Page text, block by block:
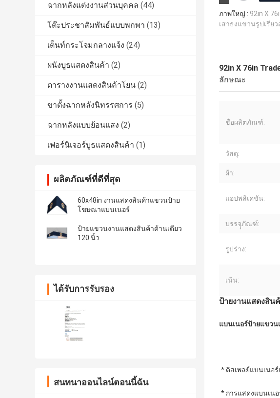
ฉากหลังแต่งงานส่วนบุคคล (44)
โต๊ะประชาสัมพันธ์แบบพกพา (13)
เต็นท์กระโจมกลางแจ้ง (24)
ผนังบูธแสดงสินค้า (2)
ตารางงานแสดงสินค้าโยน (2)
ขาตั้งฉากหลังนิทรรศการ (5)
ฉากหลังแบบย้อนแสง (2)
เฟอร์นิเจอร์บูธแสดงสินค้า (1)
ผลิตภัณฑ์ที่ดีที่สุด
60x48in งานแสดงสินค้าแขวนป้าย
โฆษณาแบนเนอร์
ป้ายแขวนงานแสดงสินค้าด้านเดียว
120 นิ้ว
ได้รับการรับรอง
สนทนาออนไลน์ตอนนี้ฉัน
ภาพใหญ่ : 92in X
เสาธงแขวนรูปเรีย
92in X 76in
ลักษณะ
ชื่อผลิตภัณฑ์:
วัสดุ:
ผ้า:
แอปพลิเคชัน:
บรรจุุภัณฑ์:
รูปร่าง:
เน้น:
ป้ายงานแสดงสิน
แบนเนอร์ป้ายแขวน
* ดิสเพลย์แบนเนอ
* การแสดงแบนเน